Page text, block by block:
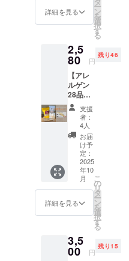
記され
は必ず
お届け
のリ
ターン
に貼付
された
ラベル
や注意
書きを
ご確認
くださ
い。」
＜アレ
ルゲン
含有リ
関する
「同
＞ 本製
品は原
もも・
を含む
製品と
共通の
設備で
製造し
ていま
す。
「原材
料及び
添加物
等の食
品表示
はお届
け商品
のラベ
ルに表
記され
は必ず
お届け
ギー物
質（28
品目
使用し
ていま
せん
本品は
小麦・
そば・
卵・
乳・
アーモ
ンド・
オレン
ジ・キ
ウイフ
ルー
ツ・ご
ま・大
豆・バ
ご・ゼ
ラチン
め油、
米粉
（米
産））
、有機
ココア
・添加
物：な
し ◎こ
めココ
ジェ
ラート
２種に
ついて
・原材
料に含
まれる
アレル
ギー物
質（28
品目
中）：
ていま
せん
本品は
径
7.5cm
、カッ
ｃｍ ・
重量：
約
100g（
約90ml)
・保存
方法：
－18℃
以下・
原材
料、主
原料の
原産
地：コ
コナッ
ツミル
ク（タ
イ）、
砂糖、
糖、こ
め油、
米粉
砂糖、
ブドウ
め油、
米粉
（米
（国
産））/
香料
「こめ
ココ
ジェ
ラート
（チョ
味）」
・サイ
ズ：約
フタ直
径
7.5cm
、カッ
ｃｍ ・
重量：
約
7.5cm
、カッ
プ高さ5
重量：
約
100g（
約90ml)
・保存
方法：
－18℃
以下 ・
原材
料、主
原料の
原産
地：コ
コナッ
ツミル
イ）、
砂糖、
糖、こ
め油、
米粉
ただい
た後で
にご回
答をお
願いい
たしま
す。
「こめ
ココ
ジェ
ラート
（バニ
味）」
・サイ
ズ：約
フタ直
7.5cm
、カッ
プ高さ5
重量：
約
弊社
カウン
トにて
インス
タグラ
ムに投
稿を行
いま
す。
メッ
セージ
は以下
から選
択でき
ます。
１「〇
レルゲ
ン28品
への取
組につ
けとし
ご支援
をいた
だいた
企業・
団体さ
んのお
名前入
りの
メッ
セージ
画像を
弊社
「さん
まる」
公式ア
カウン
トにて
稿を行
いま
ラート
バニラ
味9個と
味9個の
18個
セット
を2025
年10月
にお届
けしま
す。お
まけと
して弊
社商品
まいに
ちのこ
め油の
紙パッ
クを図
案化し
ル10枚
（直径
詳細を見る ー
ン
を
選
択
す
る
2,5
80 円
残り46
【アレ
ルゲン
28品目
不使用
お菓子
セット
☆まい
こめ豆
シール
付き】
アレル
ゲン28
品目を
使わず
に製造
された
種類、
こめ油
で揚げ
支援
者：
4人
お届
け予
定：
2025
年10
月
詳細を見る
こ
の
リ
タ
ー
ン
を
選
択
す
る
3,5
00 円
残り15